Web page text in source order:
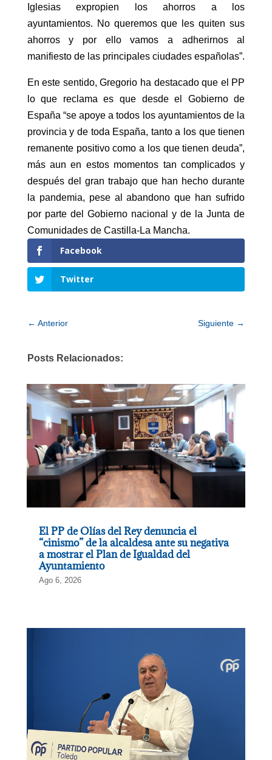
Iglesias expropien los ahorros a los
ayuntamientos. No queremos que les quiten sus
ahorros y por ello vamos a adherirnos al
manifiesto de las principales ciudades españolas”.
En este sentido, Gregorio ha destacado que el PP
lo que reclama es que desde el Gobierno de
España “se apoye a todos los ayuntamientos de la
provincia y de toda España, tanto a los que tienen
remanente positivo como a los que tienen deuda”,
más aun en estos momentos tan complicados y
después del gran trabajo que han hecho durante
la pandemia, pese al abandono que han sufrido
por parte del Gobierno nacional y de la Junta de
Comunidades de Castilla-La Mancha.
Facebook
Twitter
← Anterior Siguiente →
Posts Relacionados:
El PP de Olías del Rey denuncia el
“cinismo” de la alcaldesa ante su negativa
a mostrar el Plan de Igualdad del
Ayuntamiento
Ago 6, 2026